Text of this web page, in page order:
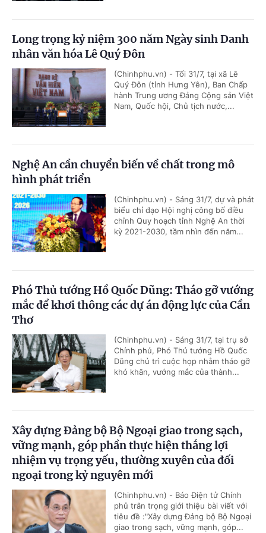
Long trọng kỷ niệm 300 năm Ngày sinh Danh
nhân văn hóa Lê Quý Đôn
(Chinhphu.vn) - Tối 31/7, tại xã Lê
Quý Đôn (tỉnh Hưng Yên), Ban Chấp
hành Trung ương Đảng Cộng sản Việt
Nam, Quốc hội, Chủ tịch nước,...
Nghệ An cần chuyển biến về chất trong mô
hình phát triển
(Chinhphu.vn) - Sáng 31/7, dự và phát
biểu chỉ đạo Hội nghị công bố điều
chỉnh Quy hoạch tỉnh Nghệ An thời
kỳ 2021-2030, tầm nhìn đến năm...
Phó Thủ tướng Hồ Quốc Dũng: Tháo gỡ vướng
mắc để khơi thông các dự án động lực của Cần
Thơ
(Chinhphu.vn) - Sáng 31/7, tại trụ sở
Chính phủ, Phó Thủ tướng Hồ Quốc
Dũng chủ trì cuộc họp nhằm tháo gỡ
khó khăn, vướng mắc của thành...
Xây dựng Đảng bộ Bộ Ngoại giao trong sạch,
vững mạnh, góp phần thực hiện thắng lợi
nhiệm vụ trọng yếu, thường xuyên của đối
ngoại trong kỷ nguyên mới
(Chinhphu.vn) - Báo Điện tử Chính
phủ trân trọng giới thiệu bài viết với
tiêu đề :"Xây dựng Đảng bộ Bộ Ngoại
giao trong sạch, vững mạnh, góp...